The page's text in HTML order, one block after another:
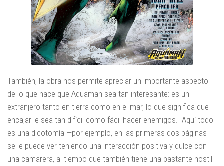
También, la obra nos permite apreciar un importante aspecto
de lo que hace que Aquaman sea tan interesante: es un
extranjero tanto en tierra como en el mar, lo que significa que
encajar le sea tan difícil como fácil hacer enemigos. Aquí todo
es una dicotomía —por ejemplo, en las primeras dos páginas
se le puede ver teniendo una interacción positiva y dulce con
una camarera, al tiempo que también tiene una bastante hostil